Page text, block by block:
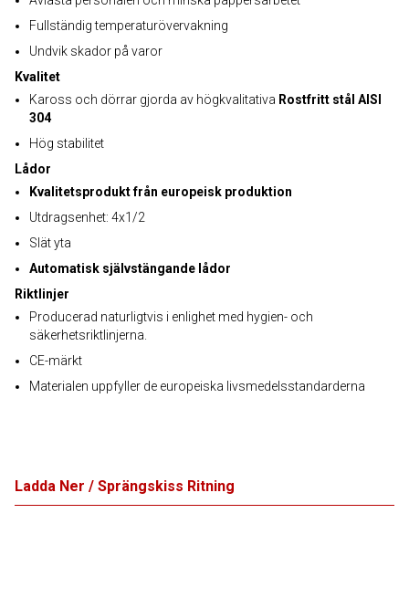
Fullständig temperaturövervakning
Undvik skador på varor
Kvalitet
Kaross och dörrar gjorda av högkvalitativa Rostfritt stål AISI
304
Hög stabilitet
Lådor
Kvalitetsprodukt från europeisk produktion
Utdragsenhet: 4x1/2
Slät yta
Automatisk självstängande lådor
Riktlinjer
Producerad naturligtvis i enlighet med hygien- och
säkerhetsriktlinjerna.
CE-märkt
Materialen uppfyller de europeiska livsmedelsstandarderna
Ladda Ner / Sprängskiss Ritning